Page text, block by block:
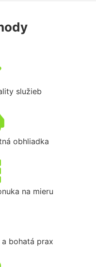
služieb
obhliadka
na mieru
bohatá prax